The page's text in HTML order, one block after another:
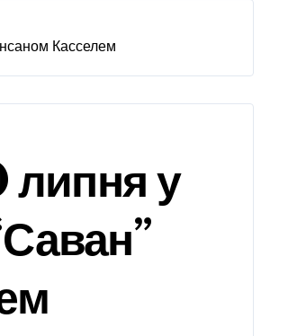
Касселем
липня у